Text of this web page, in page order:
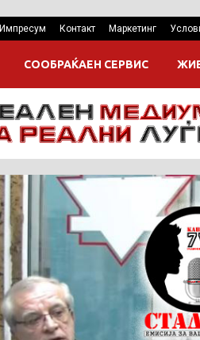
Импресум Контакт Маркетинг
СООБРАЌАЕН СЕРВИС